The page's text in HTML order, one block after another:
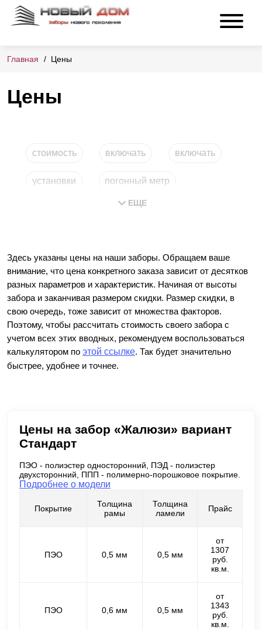
Главная Цены
Цены
стоимость включать включать
установки погонный метр
ЕЩЕ
Здесь указаны цены на наши заборы. Обращаем ваше
внимание, что цена конкретного заказа зависит от десятков
разных параметров и характеристик. Начиная от высоты
забора и заканчивая размером скидки. Размер скидки, в
свою очередь, тоже зависит от множества факторов.
Поэтому, чтобы рассчитать стоимость своего забора с
учетом всех этих вводных, рекомендуем воспользоваться
калькулятором по этой ссылке. Так будет значительно
быстрее, удобнее и точнее.
Цены на забор «Жалюзи» вариант
Стандарт
ПЭО - полиэстер односторонний, ПЭД - полиэстер
двухсторонний, ППП - полимерно-порошковое покрытие.
Подробнее о модели
Покрытие
Толщина
рамы
Толщина
ламели
Прайс
ПЭО 0,5 мм 0,5 мм
от
1307
руб.
кв.м.
ПЭО 0,6 мм 0,5 мм
от
1343
руб.
кв.м.